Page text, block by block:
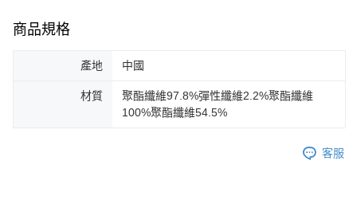
商品規格
產地 中國
材質
聚酯纖維97.8%彈性纖維2.2%聚酯纖維
100%聚酯纖維54.5%
客服